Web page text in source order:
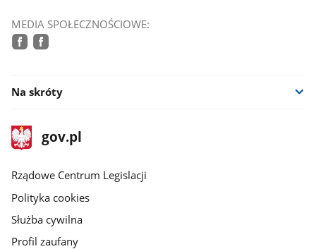
MEDIA SPOŁECZNOŚCIOWE:
Na skróty
stopka
gov.plStrona
gov.pl
Rządowe Centrum Legislacji
Polityka cookies
Służba cywilna
Profil zaufany